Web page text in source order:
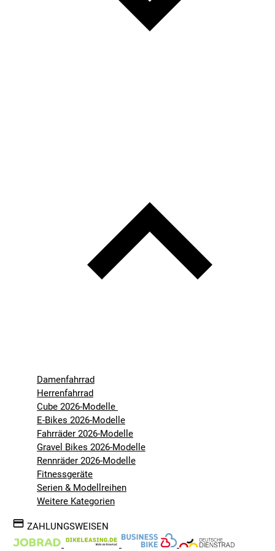
Damenfahrrad
Herrenfahrrad
Cube 2026-Modelle
E-Bikes 2026-Modelle
Fahrräder 2026-Modelle
Gravel Bikes 2026-Modelle
Rennräder 2026-Modelle
Fitnessgeräte
Serien & Modellreihen
Weitere Kategorien
ZAHLUNGSWEISEN